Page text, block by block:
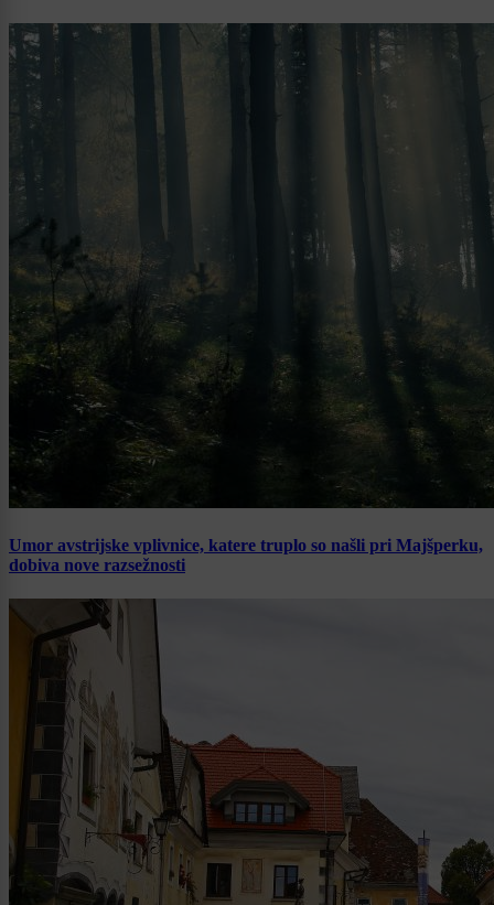
Umor avstrijske vplivnice, katere truplo so našli pri Majšperku,
dobiva nove razsežnosti